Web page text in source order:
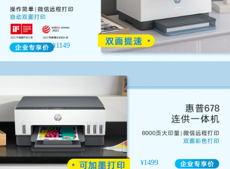
¥1149
¥1499